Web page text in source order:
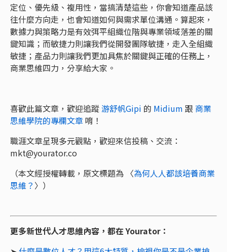
定位、優先級、複用性，當搞清楚這些，你會知道產品該
往什麼方向走，也會知道如何與需求單位溝通。算起來，
數據力與策略力是有效弭平組織位階與專業領域落差的關
鍵知識；而敏捷力則讓我們從開發團隊敏捷，走入全組織
敏捷；產品力則讓我們更加具焦於關鍵與正確的任務上，
商業思維四力，分享給大家。
喜歡此篇文章，歡迎追蹤游舒帆Gipi 的 Midium 跟 商業
思維學院的專欄文章唷！
職涯文章呈現多元觀點，歡迎來信投稿、交流：
mkt@yourator.co
（本文經授權轉載，原文標題為 〈為何人人都該培養商業
思維？ 〉）
更多新世代人才思維內容，都在 Yourator：